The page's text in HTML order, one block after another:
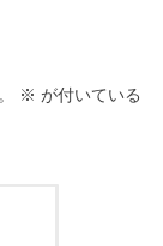
※ が付いている